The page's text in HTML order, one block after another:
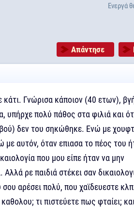
Ενεργά
Απάντησε
Γνώρισα κάποιον (40 ετων),
υπήρχε πολύ πάθος στα φιλιά και
δεν του σηκώθηκε. Ενώ με
με αυτόν, όταν επιασα το πέος του
που μου είπε ήταν να μην
ρε παιδιά στέκει σαν
σου αρέσει πολύ, που χαϊδευεστε
τι πιστεύετε πως φταίει;